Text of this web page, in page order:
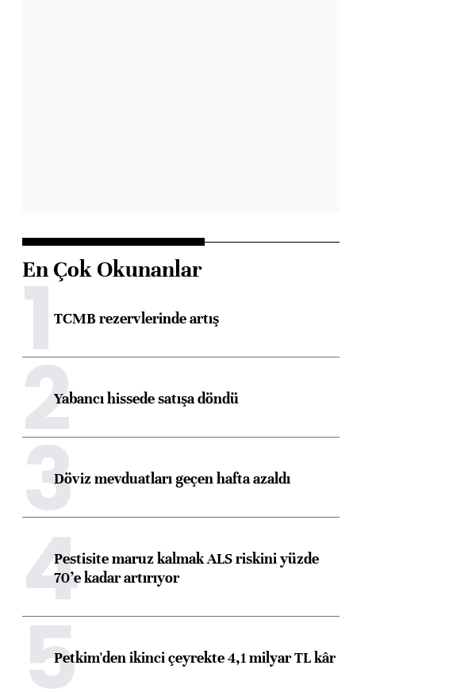
En Çok Okunanlar
1TCMB rezervlerinde artış
2Yabancı hissede satışa döndü
3Döviz mevduatları geçen hafta azaldı
4Pestisite maruz kalmak ALS riskini yüzde
70’e kadar artırıyor
5Petkim'den ikinci çeyrekte 4,1 milyar TL kâr